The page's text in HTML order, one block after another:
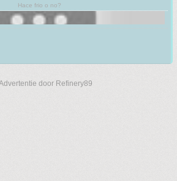
Hace frio o no?
door Refinery89